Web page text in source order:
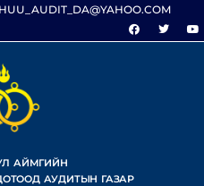
АЙМГИЙН
АУДИТЫН ГАЗАР